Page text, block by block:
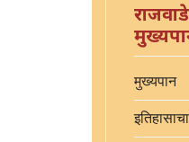
मुख्यपान